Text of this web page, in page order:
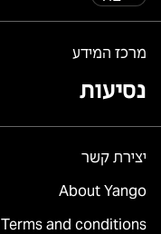
מרכז המידע
נסיעות
יצירת קשר
About Yango
Terms and conditions